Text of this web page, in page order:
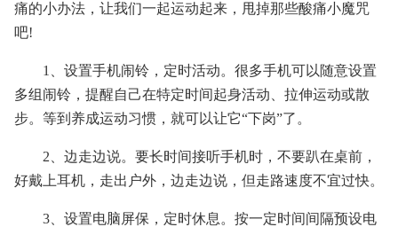
痛的小办法，让我们一起运动起来，甩掉那些酸痛小魔咒
吧!
1、设置手机闹铃，定时活动。很多手机可以随意设置
多组闹铃，提醒自己在特定时间起身活动、拉伸运动或散
步。等到养成运动习惯，就可以让它“下岗”了。
2、边走边说。要长时间接听手机时，不要趴在桌前，
好戴上耳机，走出户外，边走边说，但走路速度不宜过快。
3、设置电脑屏保，定时休息。按一定时间间隔预设电